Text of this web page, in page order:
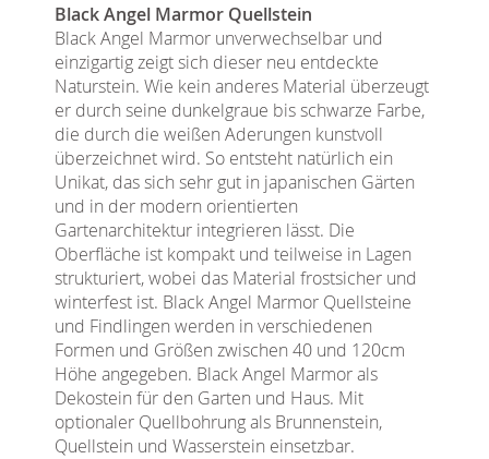
Black Angel Marmor Quellstein
Black Angel Marmor unverwechselbar und
einzigartig zeigt sich dieser neu entdeckte
Naturstein. Wie kein anderes Material überzeugt
er durch seine dunkelgraue bis schwarze Farbe,
die durch die weißen Aderungen kunstvoll
überzeichnet wird. So entsteht natürlich ein
Unikat, das sich sehr gut in japanischen Gärten
und in der modern orientierten
Gartenarchitektur integrieren lässt. Die
Oberfläche ist kompakt und teilweise in Lagen
strukturiert, wobei das Material frostsicher und
winterfest ist. Black Angel Marmor Quellsteine
und Findlingen werden in verschiedenen
Formen und Größen zwischen 40 und 120cm
Höhe angegeben. Black Angel Marmor als
Dekostein für den Garten und Haus. Mit
optionaler Quellbohrung als Brunnenstein,
Quellstein und Wasserstein einsetzbar.